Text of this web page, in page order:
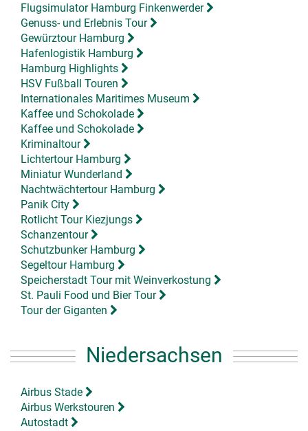
Flugsimulator Hamburg Finkenwerder
Genuss- und Erlebnis Tour
Gewürztour Hamburg
Hafenlogistik Hamburg
Hamburg Highlights
HSV Fußball Touren
Internationales Maritimes Museum
Kaffee und Schokolade
Kaffee und Schokolade
Kriminaltour
Lichtertour Hamburg
Miniatur Wunderland
Nachtwächtertour Hamburg
Panik City
Rotlicht Tour Kiezjungs
Schanzentour
Schutzbunker Hamburg
Segeltour Hamburg
Speicherstadt Tour mit Weinverkostung
St. Pauli Food und Bier Tour
Tour der Giganten
Niedersachsen
Airbus Stade
Airbus Werkstouren
Autostadt